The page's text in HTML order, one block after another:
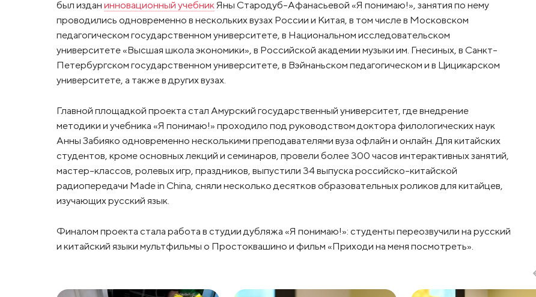
был издан инновационный учебникЯны Стародуб-Афанасьевой «Я понимаю!», занятия по нему
проводились одновременно в нескольких вузах России и Китая, в том числе в Московском
педагогическом государственном университете, в Национальном исследовательском
университете «Высшая школа экономики», в Российской академии музыки им. Гнесиных, в Санкт-
Петербургском государственном университете, в Вэйнаньском педагогическом и в Цицикарском
университете, а также в других вузах.
Главной площадкой проекта стал Амурский государственный университет, где внедрение
методики и учебника «Я понимаю!» проходило под руководством доктора филологических наук
Анны Забияко одновременно несколькими преподавателями вуза офлайн и онлайн. Для китайских
студентов, кроме основных лекций и семинаров, провели более 300 часов интерактивных занятий,
мастер-классов, ролевых игр, праздников, выпустили 34 выпуска российско-китайской
радиопередачи Made in China, сняли несколько десятков образовательных роликов для китайцев,
изучающих русский язык.
Финалом проекта стала работа в студии дубляжа «Я понимаю!»: студенты переозвучили на русский
и китайский языки мультфильмы о Простоквашино и фильм «Приходи на меня посмотреть».